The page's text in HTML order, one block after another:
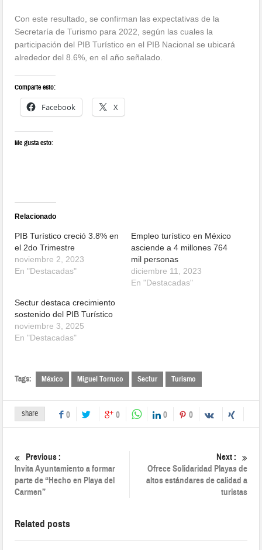
Con este resultado, se confirman las expectativas de la
Secretaría de Turismo para 2022, según las cuales la
participación del PIB Turístico en el PIB Nacional se ubicará
alrededor del 8.6%, en el año señalado.
Comparte esto:
Facebook X
Me gusta esto:
Relacionado
PIB Turístico creció 3.8% en
el 2do Trimestre
noviembre 2, 2023
En "Destacadas"
Empleo turístico en México
asciende a 4 millones 764
mil personas
diciembre 11, 2023
En "Destacadas"
Sectur destaca crecimiento
sostenido del PIB Turístico
noviembre 3, 2025
En "Destacadas"
Tags: México Miguel Torruco Sectur Turismo
share 0 0 0 0
Previous :
Invita Ayuntamiento a formar
parte de “Hecho en Playa del
Carmen”
Next :
Ofrece Solidaridad Playas de
altos estándares de calidad a
turistas
Related posts